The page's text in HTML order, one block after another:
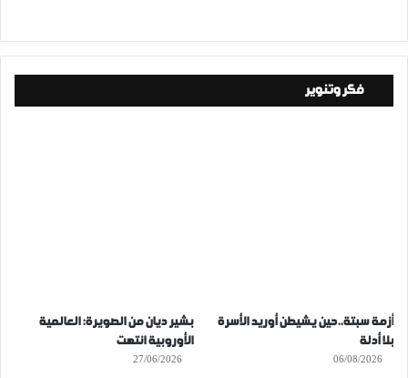
فكر وتنوير
أزمة سبتة..حين يشيطن أوريد الأسرة
بلا أدلة
06/08/2026
بشير ديان من الصويرة: العالمية
الأوروبية انتهت
27/06/2026